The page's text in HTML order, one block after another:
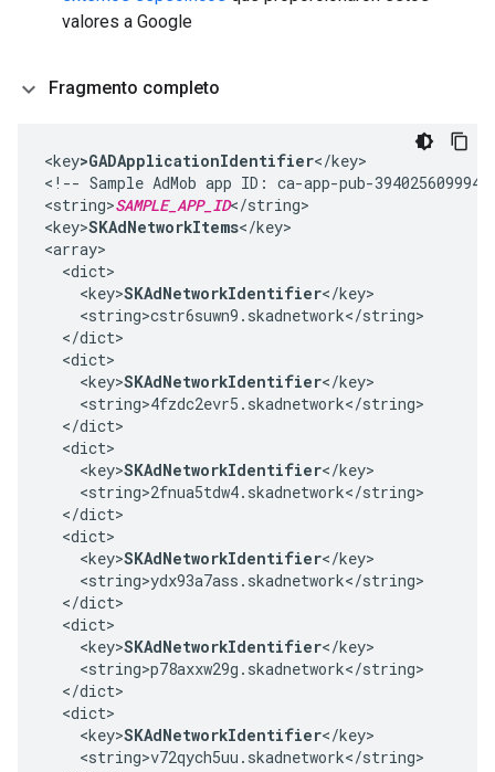
valores a Google
Fragmento completo
<key>GADApplicationIdentifier</key>
<!-- Sample AdMob app ID: ca-app-pub-
<string>SAMPLE_APP_ID</string>
<key>SKAdNetworkItems</key>
<array>
  <dict>
    <key>
SKAdNetworkIdentifier</key>
    <string>cstr6suwn9.skadnetwork</string>
  </dict>
  <dict>
    <key>
SKAdNetworkIdentifier</key>
    <string>4fzdc2evr5.skadnetwork</string>
  </dict>
  <dict>
    <key>
SKAdNetworkIdentifier</key>
    <string>2fnua5tdw4.skadnetwork</string>
  </dict>
  <dict>
    <key>
SKAdNetworkIdentifier</key>
    <string>ydx93a7ass.skadnetwork</string>
  </dict>
  <dict>
    <key>
SKAdNetworkIdentifier</key>
    <string>p78axxw29g.skadnetwork</string>
  </dict>
  <dict>
    <key>
SKAdNetworkIdentifier</key>
    <string>v72qych5uu.skadnetwork</string>